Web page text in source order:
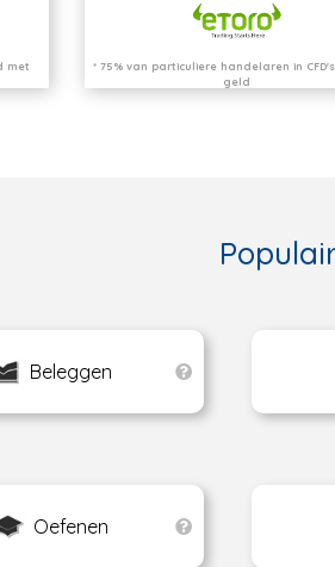
met
* 75% van particuliere handelaren in
geld
Beleggen
Oefenen